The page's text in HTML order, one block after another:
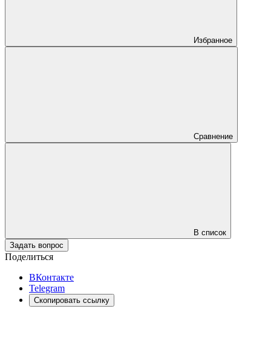
Избранное
Сравнение
В список
Задать вопрос
Поделиться
ВКонтакте
Telegram
Скопировать ссылку